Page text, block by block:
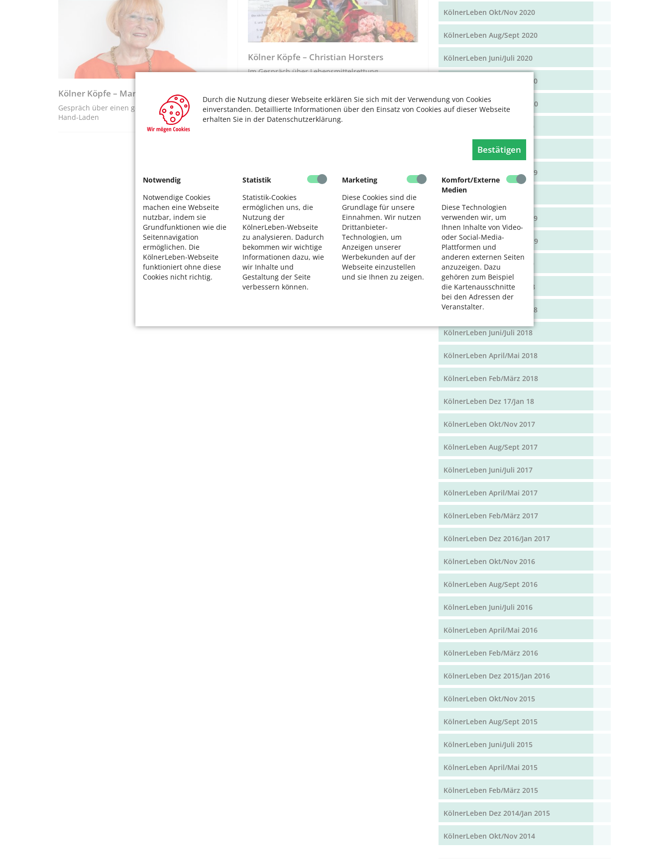
Durch die Nutzung dieser Webseite erklären Sie sich mit der Verwendung von Cookies
einverstanden. Detaillierte Informationen über den Einsatz von Cookies auf dieser Webseite
erhalten Sie in der Datenschutzerklärung.
Bestätigen
Notwendig
Notwendige Cookies
machen eine Webseite
nutzbar, indem sie
Grundfunktionen wie die
Seitennavigation
ermöglichen. Die
KölnerLeben-Webseite
funktioniert ohne diese
Cookies nicht richtig.
Statistik
Statistik-Cookies
ermöglichen uns, die
Nutzung der
KölnerLeben-Webseite
zu analysieren. Dadurch
bekommen wir wichtige
Informationen dazu, wie
wir Inhalte und
Gestaltung der Seite
verbessern können.
Marketing
Diese Cookies sind die
Grundlage für unsere
Einnahmen. Wir nutzen
Drittanbieter-
Technologien, um
Anzeigen unserer
Werbekunden auf der
Webseite einzustellen
und sie Ihnen zu zeigen.
Komfort/Externe
Medien
Diese Technologien
verwenden wir, um
Ihnen Inhalte von Video-
oder Social-Media-
Plattformen und
anderen externen Seiten
anzuzeigen. Dazu
gehören zum Beispiel
die Kartenausschnitte
bei den Adressen der
Veranstalter.
Kölner Köpfe – Margot Härtel
Gespräch über einen gemeinnützigen Second­-
Hand-­Laden
Kölner Köpfe – Christian Horsters
Im Gespräch über Lebensmittelrettung
KölnerLeben Okt/Nov 2020
KölnerLeben Aug/Sept 2020
KölnerLeben Juni/Juli 2020
KölnerLeben April/Mai 2020
KölnerLeben Feb/März 2020
KölnerLeben Dez 19/Jan 20
KölnerLeben Okt/Nov 19
KölnerLeben Aug/Sept 2019
KölnerLeben Juni/Juli 2019
KölnerLeben April/Mai 2019
KölnerLeben Feb/März 2019
KölnerLeben Dez 18/Jan 19
KölnerLeben Okt/Nov 2018
KölnerLeben Aug/Sept 2018
KölnerLeben Juni/Juli 2018
KölnerLeben April/Mai 2018
KölnerLeben Feb/März 2018
KölnerLeben Dez 17/Jan 18
KölnerLeben Okt/Nov 2017
KölnerLeben Aug/Sept 2017
KölnerLeben Juni/Juli 2017
KölnerLeben April/Mai 2017
KölnerLeben Feb/März 2017
KölnerLeben Dez 2016/Jan 2017
KölnerLeben Okt/Nov 2016
KölnerLeben Aug/Sept 2016
KölnerLeben Juni/Juli 2016
KölnerLeben April/Mai 2016
KölnerLeben Feb/März 2016
KölnerLeben Dez 2015/Jan 2016
KölnerLeben Okt/Nov 2015
KölnerLeben Aug/Sept 2015
KölnerLeben Juni/Juli 2015
KölnerLeben April/Mai 2015
KölnerLeben Feb/März 2015
KölnerLeben Dez 2014/Jan 2015
KölnerLeben Okt/Nov 2014